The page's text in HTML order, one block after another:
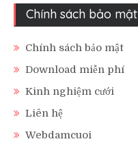
Chính sách bảo mật
Chính sách bảo mật
Download miễn phí
Kinh nghiệm cưới
Liên hệ
Webdamcuoi